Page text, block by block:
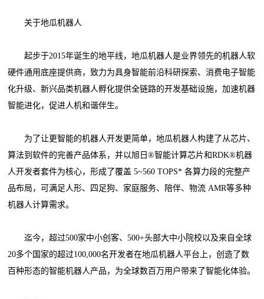
关于地瓜机器人
起步于2015年诞生的地平线，地瓜机器人是业界领先的机器人软
硬件通用底座提供商，致力为具身智能前沿科研探索、消费电子智能
化升级、新兴品类机器人孵化提供全链路的开发基础设施，加速机器
智能进化，促进人机和谐伴生。
为了让更智能的机器人开发更简单，地瓜机器人构建了从芯片、
算法到软件的完善产品体系，并以旭日®智能计算芯片和RDK®机器
人开发者套件为核心，形成了覆盖 5~560 TOPS* 各算力段的完整产
品布局，可满足人形、四足狗、家庭服务、陪伴、物流 AMR等多种
机器人计算需求。
迄今，超过500家中小创客、500+头部大中小院校以及来自全球
20多个国家的超过100,000名开发者在地瓜机器人平台上，创造了数
百种形态的智能机器人产品，为全球数百万用户带来了智能化体验。